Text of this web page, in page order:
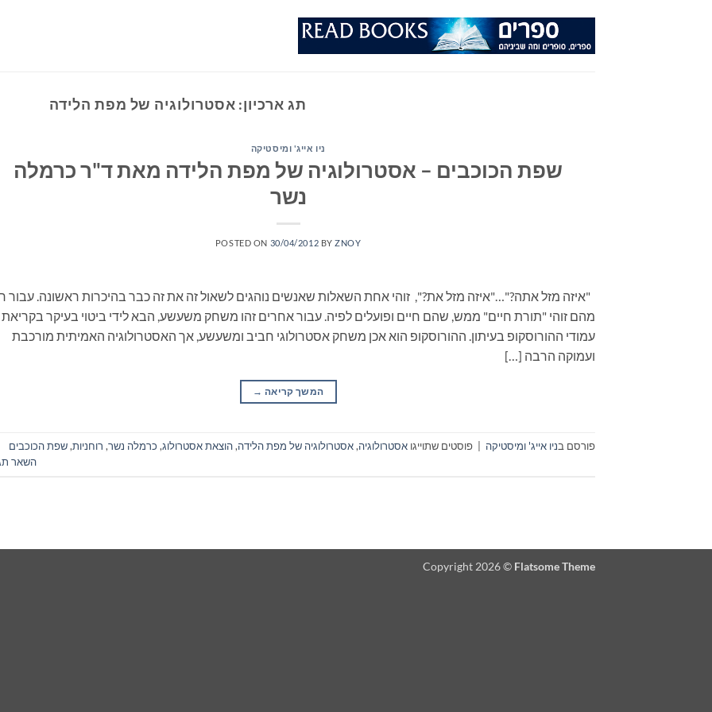
תג ארכיון: אסטרולוגיה של מפת הלידה
ניו אייג' ומיסטיקה
שפת הכוכבים – אסטרולוגיה של מפת הלידה מאת ד"ר כרמלה
נשר
POSTED ON 30/04/2012 BYZNOY
"איזה מזל אתה?"…"איזה מזל את?", זוהי אחת השאלות שאנשים נוהגים לשאול זה את זה כבר בהיכרות ראשונה. עבור
מהם זוהי "תורת חיים" ממש, שהם חיים ופועלים לפיה. עבור אחרים זהו משחק משעשע, הבא לידי ביטוי בעיקר בקריאת
עמודי ההורוסקופ בעיתון. ההורוסקופ הוא אכן משחק אסטרולוגי חביב ומשעשע, אך האסטרולוגיה האמיתית מורכבת
ועמוקה הרבה […]
המשך קריאה →
פורסם בניו אייג' ומיסטיקה פוסטים שתוייגו אסטרולוגיה,אסטרולוגיה של מפת הלידה,הוצאת אסטרולוג, כרמלה נשר, רוחניות,שפת הכוכבים
השאר
Copyright 2026 © Flatsome Theme